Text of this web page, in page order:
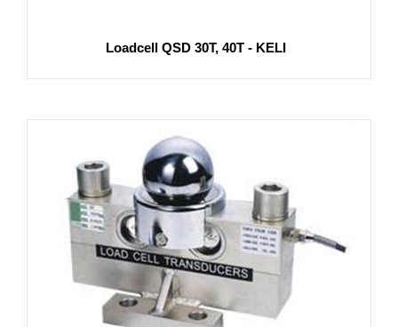
Loadcell QSD 30T, 40T - KELI